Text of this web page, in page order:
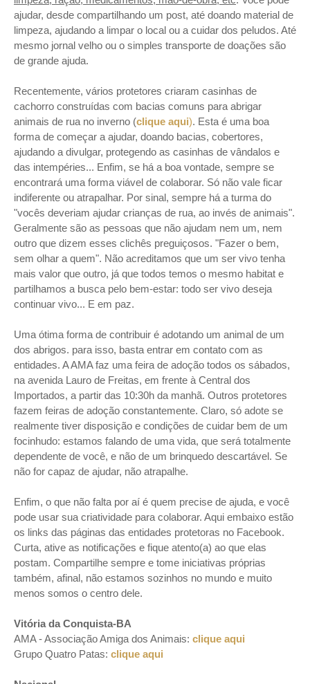
ajudar, desde compartilhando um post, até doando material de
limpeza, ajudando a limpar o local ou a cuidar dos peludos. Até
mesmo jornal velho ou o simples transporte de doações são
de grande ajuda.
Recentemente, vários protetores criaram casinhas de
cachorro construídas com bacias comuns para abrigar
animais de rua no inverno (clique aqui). Esta é uma boa
forma de começar a ajudar, doando bacias, cobertores,
ajudando a divulgar, protegendo as casinhas de vândalos e
das intempéries... Enfim, se há a boa vontade, sempre se
encontrará uma forma viável de colaborar. Só não vale ficar
indiferente ou atrapalhar. Por sinal, sempre há a turma do
"vocês deveriam ajudar crianças de rua, ao invés de animais".
Geralmente são as pessoas que não ajudam nem um, nem
outro que dizem esses clichês preguiçosos. "Fazer o bem,
sem olhar a quem". Não acreditamos que um ser vivo tenha
mais valor que outro, já que todos temos o mesmo habitat e
partilhamos a busca pelo bem-estar: todo ser vivo deseja
continuar vivo... E em paz.
Uma ótima forma de contribuir é adotando um animal de um
dos abrigos. para isso, basta entrar em contato com as
entidades. A AMA faz uma feira de adoção todos os sábados,
na avenida Lauro de Freitas, em frente à Central dos
Importados, a partir das 10:30h da manhã. Outros protetores
fazem feiras de adoção constantemente. Claro, só adote se
realmente tiver disposição e condições de cuidar bem de um
focinhudo: estamos falando de uma vida, que será totalmente
dependente de você, e não de um brinquedo descartável. Se
não for capaz de ajudar, não atrapalhe.
Enfim, o que não falta por aí é quem precise de ajuda, e você
pode usar sua criatividade para colaborar. Aqui embaixo estão
os links das páginas das entidades protetoras no Facebook.
Curta, ative as notificações e fique atento(a) ao que elas
postam. Compartilhe sempre e tome iniciativas próprias
também, afinal, não estamos sozinhos no mundo e muito
menos somos o centro dele.
Vitória da Conquista-BA
AMA - Associação Amiga dos Animais: clique aqui
Grupo Quatro Patas: clique aqui